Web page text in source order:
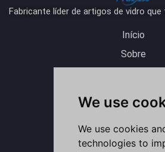
We use
We use cookies
technologies to
Fabricante líder de artigos de vidro
Início
Sobre
Contato
o
t
u
k
e
I
n
t
a
a
e
b